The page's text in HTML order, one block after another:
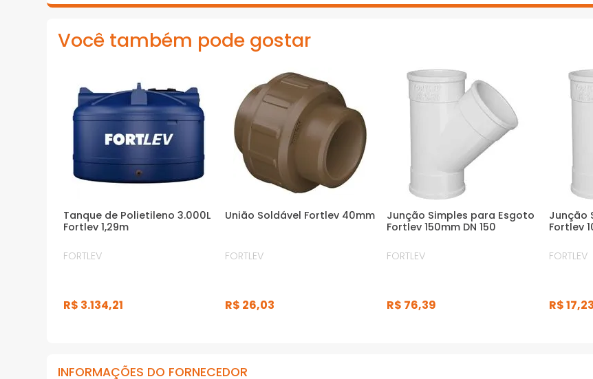
suínos
*Imagens meramente ilustrativas
Você também pode gostar
Tanque de Polietileno 3.000L
Fortlev 1,29m
FORTLEV
R$ 3.134,21
União Soldável Fortlev 40mm
FORTLEV
R$ 26,03
Junção Simples para Esgoto
Fortlev 150mm DN 150
FORTLEV
R$ 76,39
Junção
Fortlev
FORTLEV
R$17,23
INFORMAÇÕES DO FORNECEDOR